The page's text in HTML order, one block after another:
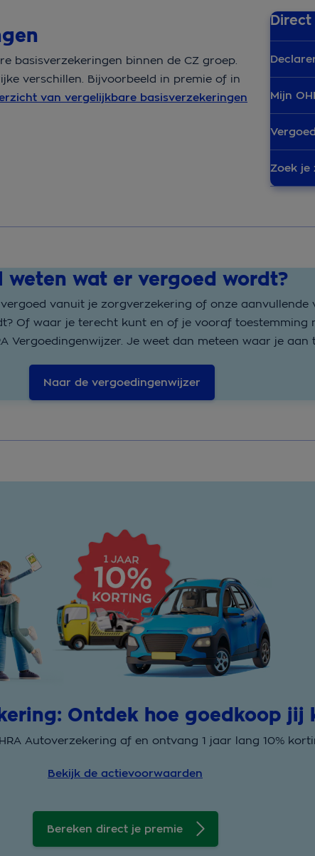
basisverzekeringen binnen de CZ groep.
verschillen. Bijvoorbeeld in premie of in
van vergelijkbare basisverzekeringen
Direct
Mijn
Zoek je
weten wat er vergoed wordt?
vanuit je zorgverzekering of onze aanvullende
Of waar je terecht kunt en of je vooraf toestemming
Vergoedingenwijzer. Je weet dan meteen waar je aan
Naar de vergoedingenwijzer
Ontdek hoe goedkoop jij
Autoverzekering af en ontvang 1 jaar lang 10%
Bekijk de actievoorwaarden
Bereken direct je premie